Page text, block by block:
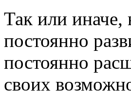
Так или иначе,
постоянно
постоянно
своих